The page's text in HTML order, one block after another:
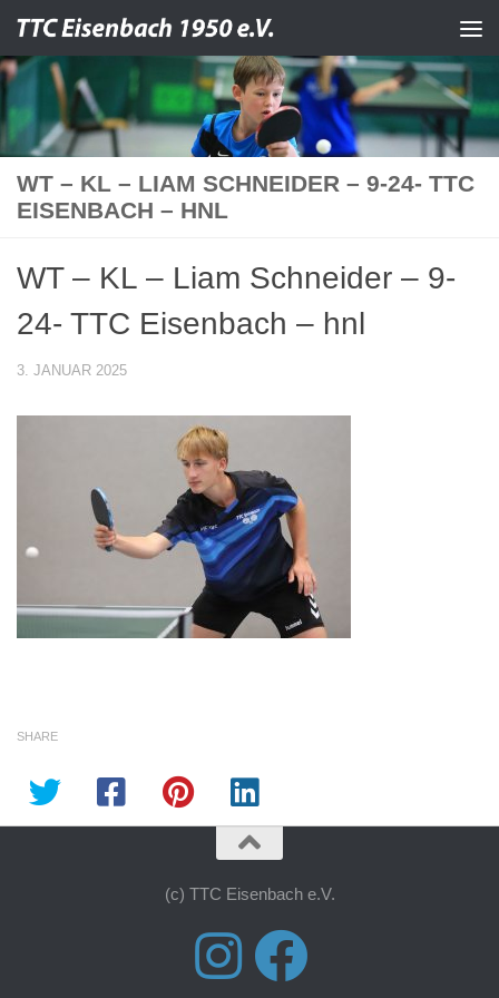
Zum Inhalt springen
WT – KL – LIAM SCHNEIDER – 9-24- TTC
EISENBACH – HNL
WT – KL – Liam Schneider – 9-
24- TTC Eisenbach – hnl
3. JANUAR 2025
SHARE
(c) TTC Eisenbach e.V.